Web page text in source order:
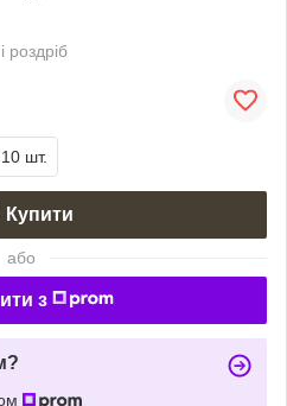
роздріб
10 шт.
Купити
або
з